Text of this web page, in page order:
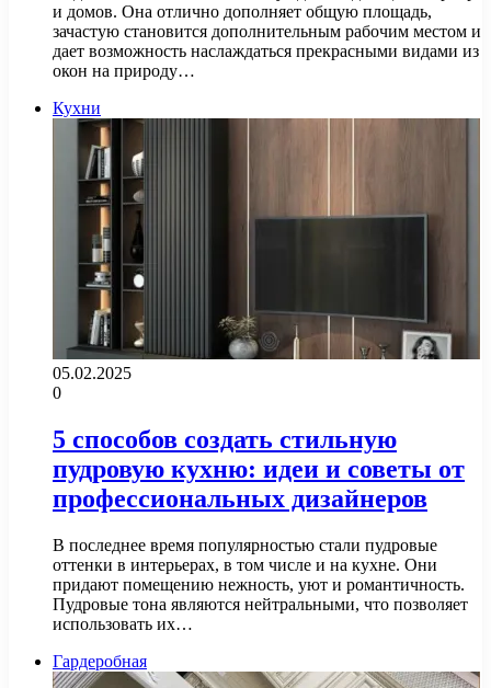
и домов. Она отлично дополняет общую площадь,
зачастую становится дополнительным рабочим местом и
дает возможность наслаждаться прекрасными видами из
окон на природу…
Кухни
05.02.2025
0
5 способов создать стильную
пудровую кухню: идеи и советы от
профессиональных дизайнеров
В последнее время популярностью стали пудровые
оттенки в интерьерах, в том числе и на кухне. Они
придают помещению нежность, уют и романтичность.
Пудровые тона являются нейтральными, что позволяет
использовать их…
Гардеробная